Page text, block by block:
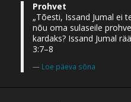
Prohvet
„Tõesti, Issand Jumal ei
nõu oma sulaseile
kardaks? Issand Jumal
3:7–8
Loe päeva sõna